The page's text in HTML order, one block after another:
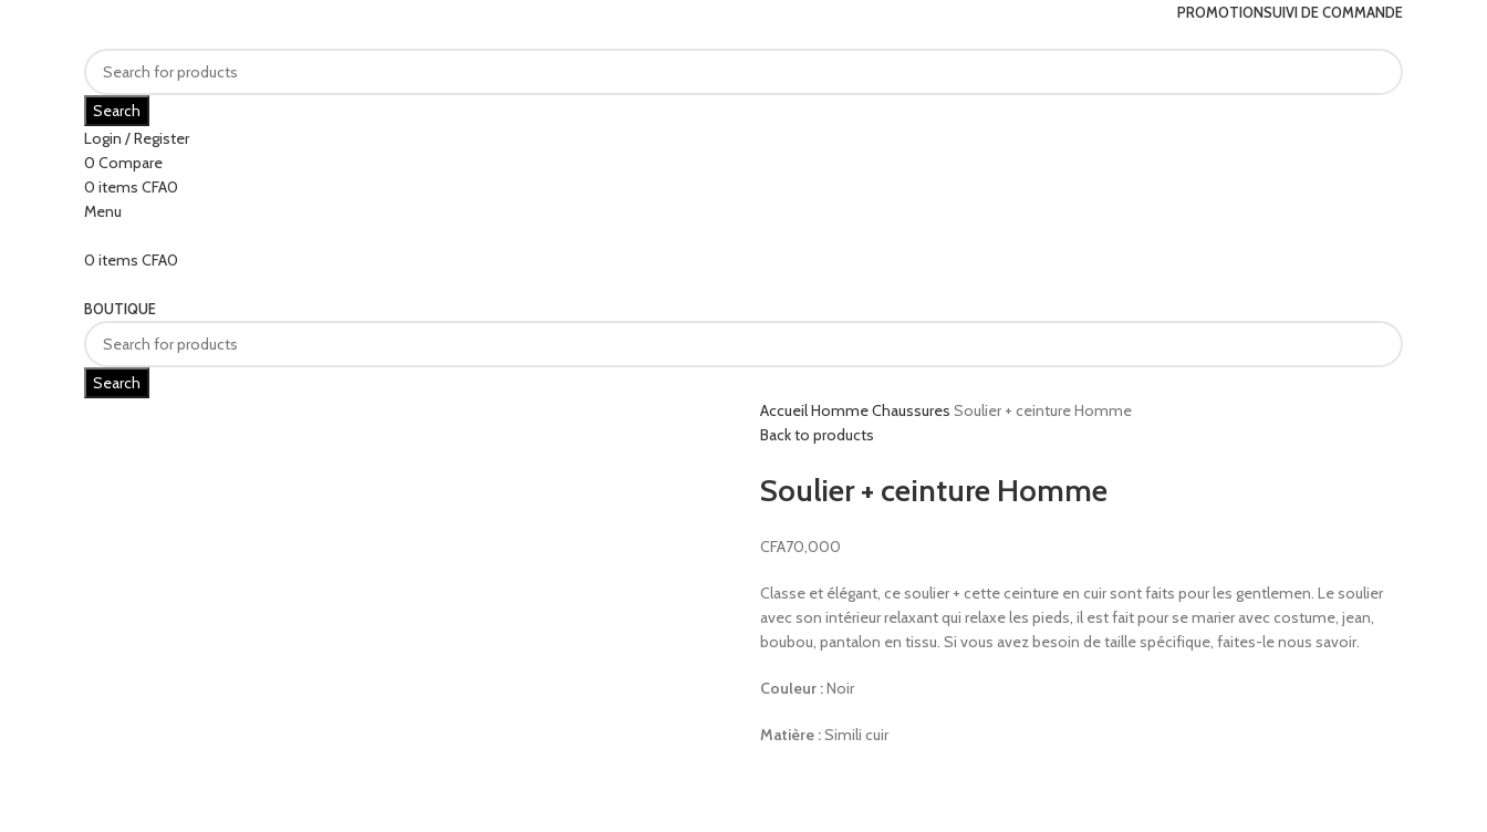
PROMOTIONSUIVI DE COMMANDE
Search
Login / Register
0 Compare
0 items CFA0
Menu
0 items CFA0
BOUTIQUE
Search
AccueilHommeChaussures Soulier + ceinture Homme
Back to products
Soulier + ceinture Homme
CFA70,000
Classe et élégant, ce soulier + cette ceinture en cuir sont faits pour les gentlemen. Le soulier
avec son intérieur relaxant qui relaxe les pieds, il est fait pour se marier avec costume, jean,
boubou, pantalon en tissu. Si vous avez besoin de taille spécifique, faites-le nous savoir.
Couleur :Noir
Matière :Simili cuir